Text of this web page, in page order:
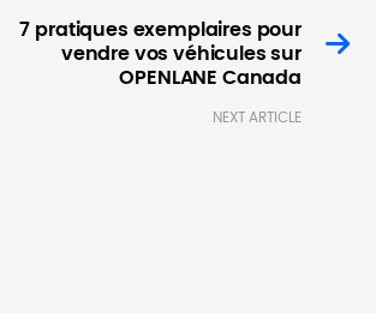
7 pratiques exemplaires pour
vendre vos véhicules sur
OPENLANE Canada
NEXT ARTICLE